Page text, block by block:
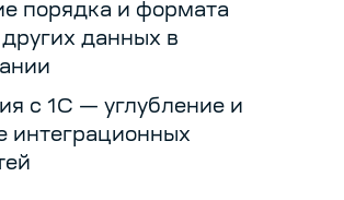
порядка и формата
данных в
с 1С — углубление и
интеграционных